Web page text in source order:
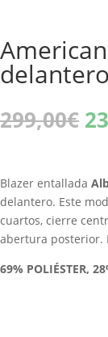
299,00€ El
Blazer entallada
delantero. Este
cuartos, cierre
abertura posterior.
69% POLIÉSTER,